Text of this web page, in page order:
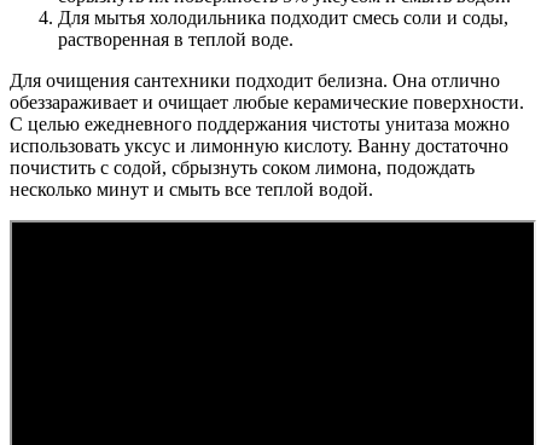
Для мытья холодильника подходит смесь соли и соды,
растворенная в теплой воде.
Для очищения сантехники подходит белизна. Она отлично
обеззараживает и очищает любые керамические поверхности.
С целью ежедневного поддержания чистоты унитаза можно
использовать уксус и лимонную кислоту. Ванну достаточно
почистить с содой, сбрызнуть соком лимона, подождать
несколько минут и смыть все теплой водой.